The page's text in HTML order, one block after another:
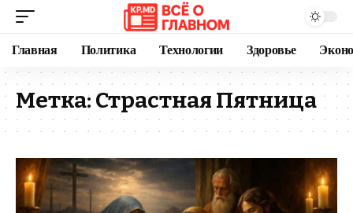
Главная Политика Технологии Здоровье
Метка: Страстная Пятница